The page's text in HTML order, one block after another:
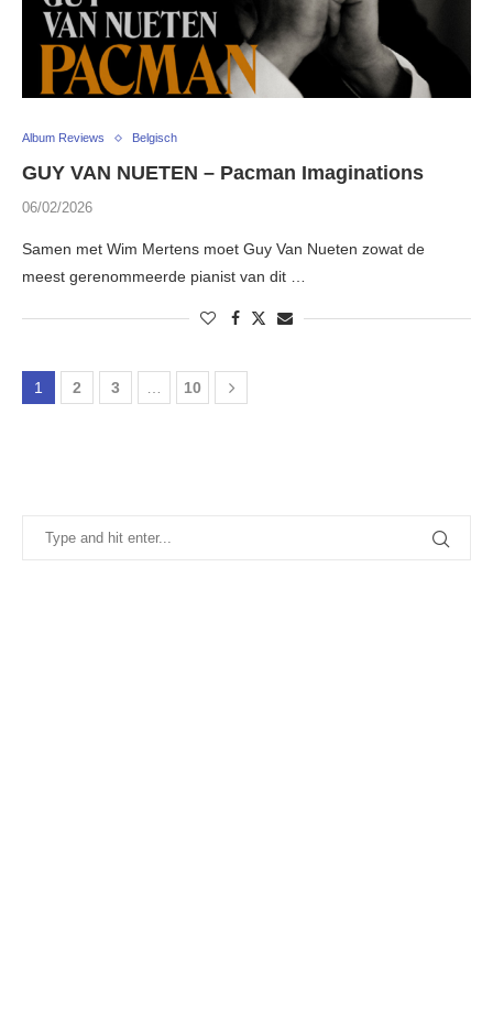
Album Reviews Belgisch
GUY VAN NUETEN – Pacman Imaginations
06/02/2026
Samen met Wim Mertens moet Guy Van Nueten zowat de
meest gerenommeerde pianist van dit …
1 2 3 … 10